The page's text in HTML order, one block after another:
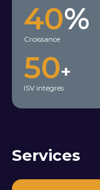
40%
Croissance
50+
ISV intégrés
Services